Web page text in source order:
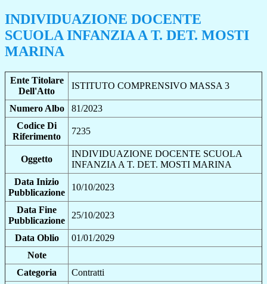
INDIVIDUAZIONE DOCENTE
SCUOLA INFANZIA A T. DET. MOSTI
MARINA
Ente Titolare
Dell'Atto
ISTITUTO COMPRENSIVO MASSA 3
Numero Albo
81/2023
Codice Di
Riferimento
7235
Oggetto
INDIVIDUAZIONE DOCENTE SCUOLA
INFANZIA A T. DET. MOSTI MARINA
Data Inizio
Pubblicazione
10/10/2023
Data Fine
Pubblicazione
25/10/2023
Data Oblio
01/01/2029
Note
Categoria
Contratti